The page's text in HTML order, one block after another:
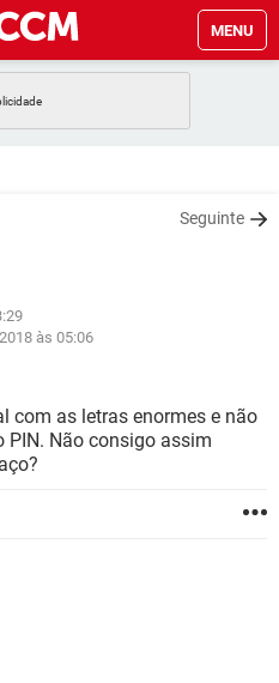
MENU
EXCEL
GMAIL
FACEBOOK
EXCEL
Seguinte
às 05:06
com as letras enormes e não
PIN. Não consigo assim